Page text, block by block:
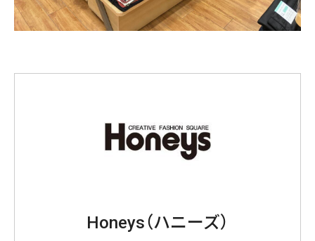
Honeys（ハニーズ）